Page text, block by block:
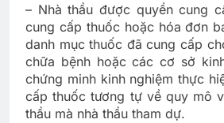
– Nhà thầu được quyền cung
cung cấp thuốc hoặc hóa đơn
danh mục thuốc đã cung cấp
chữa bệnh hoặc các cơ sở
chứng minh kinh nghiệm thực
cấp thuốc tương tự về quy mô
thầu mà nhà thầu tham dự.